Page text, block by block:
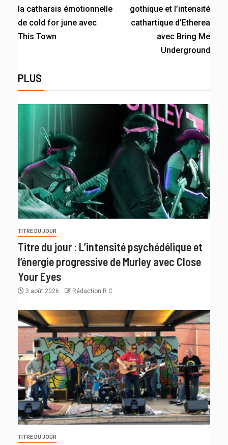
la catharsis émotionnelle
de cold for june avec
This Town
gothique et l’intensité
cathartique d’Etherea
avec Bring Me
Underground
PLUS
TITRE DU JOUR
Titre du jour : L’intensité psychédélique et
l’énergie progressive de Murley avec Close
Your Eyes
3 août 2026 Rédaction R C
TITRE DU JOUR